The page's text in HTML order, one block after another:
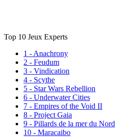
Top 10 Jeux Experts
1 - Anachrony
2 - Feudum
3 - Vindication
4 - Scythe
5 - Star Wars Rebellion
6 - Underwater Cities
7 - Empires of the Void II
8 - Project Gaia
9 - Pillards de la mer du Nord
10 - Maracaibo